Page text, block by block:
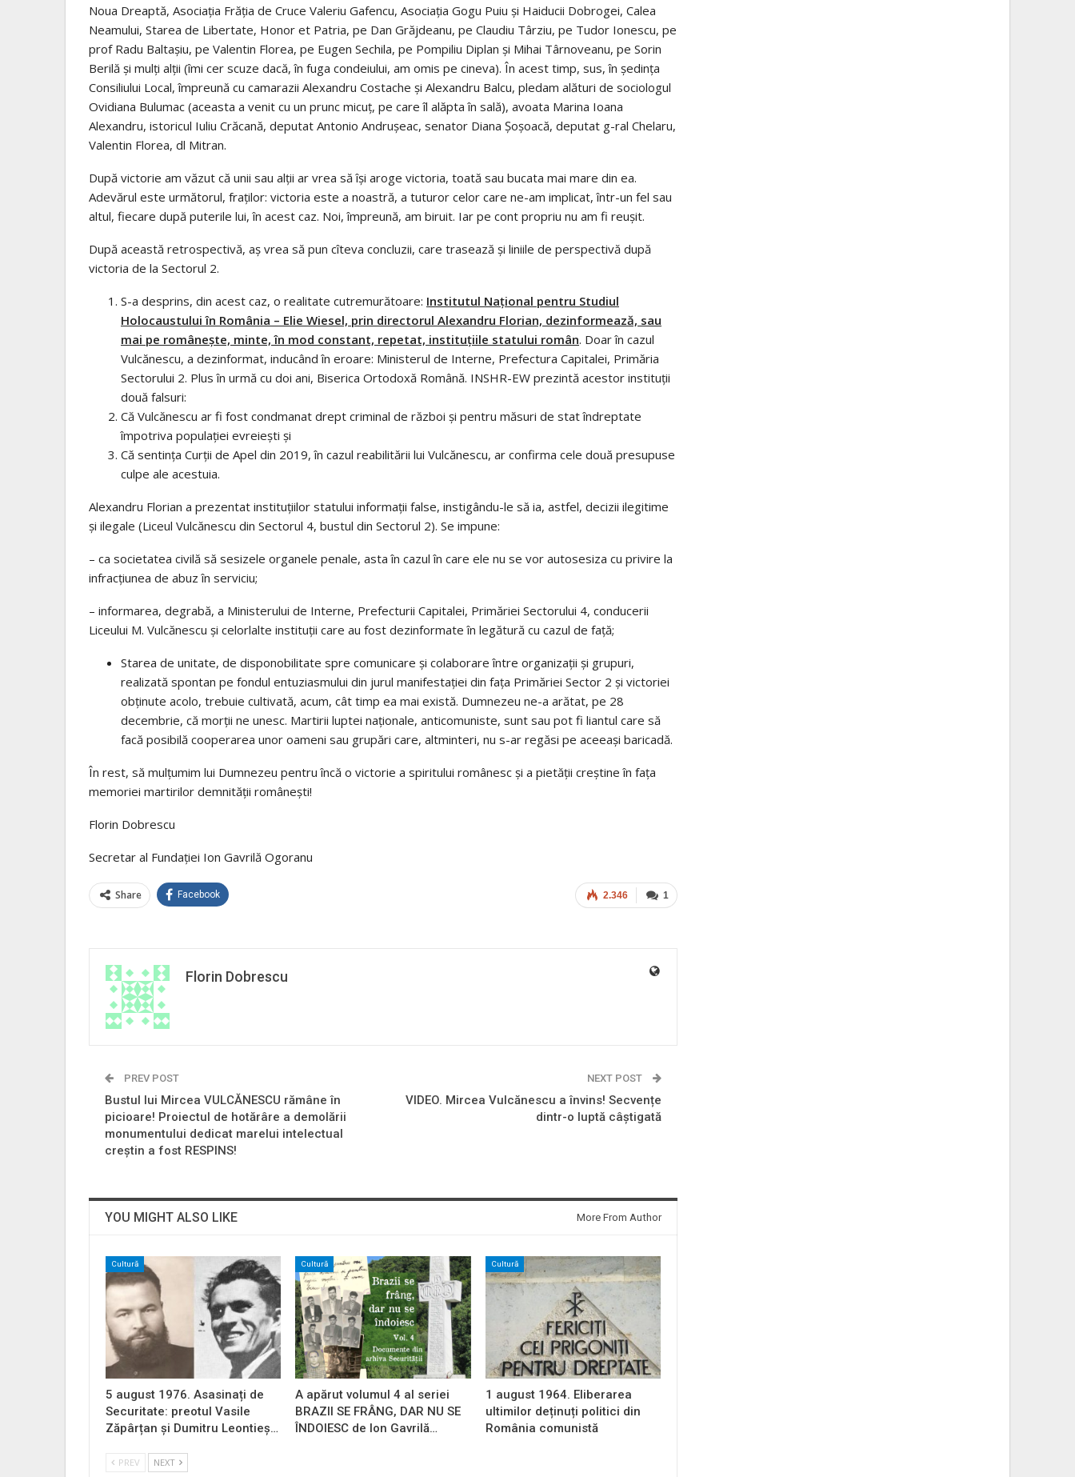
Noua Dreaptă, Asociația Frăția de Cruce Valeriu Gafencu, Asociația Gogu Puiu și Haiducii Dobrogei, Calea
Neamului, Starea de Libertate, Honor et Patria, pe Dan Grăjdeanu, pe Claudiu Târziu, pe Tudor Ionescu, pe
prof Radu Baltașiu, pe Valentin Florea, pe Eugen Sechila, pe Pompiliu Diplan și Mihai Târnoveanu, pe Sorin
Berilă și mulți alții (îmi cer scuze dacă, în fuga condeiului, am omis pe cineva). În acest timp, sus, în ședința
Consiliului Local, împreună cu camarazii Alexandru Costache și Alexandru Balcu, pledam alături de sociologul
Ovidiana Bulumac (aceasta a venit cu un prunc micuț, pe care îl alăpta în sală), avoata Marina Ioana
Alexandru, istoricul Iuliu Crăcană, deputat Antonio Andrușeac, senator Diana Șoșoacă, deputat g-ral Chelaru,
Valentin Florea, dl Mitran.
După victorie am văzut că unii sau alții ar vrea să își aroge victoria, toată sau bucata mai mare din ea.
Adevărul este următorul, fraților: victoria este a noastră, a tuturor celor care ne-am implicat, într-un fel sau
altul, fiecare după puterile lui, în acest caz. Noi, împreună, am biruit. Iar pe cont propriu nu am fi reușit.
După această retrospectivă, aș vrea să pun cîteva concluzii, care trasează și liniile de perspectivă după
victoria de la Sectorul 2.
S-a desprins, din acest caz, o realitate cutremurătoare: Institutul Național pentru Studiul
Holocaustului în România – Elie Wiesel, prin directorul Alexandru Florian, dezinformează, sau
mai pe românește, minte, în mod constant, repetat, instituțiile statului român. Doar în cazul
Vulcănescu, a dezinformat, inducând în eroare: Ministerul de Interne, Prefectura Capitalei, Primăria
Sectorului 2. Plus în urmă cu doi ani, Biserica Ortodoxă Română. INSHR-EW prezintă acestor instituții
două falsuri:
Că Vulcănescu ar fi fost condmanat drept criminal de război și pentru măsuri de stat îndreptate
împotriva populației evreiești și
Că sentința Curții de Apel din 2019, în cazul reabilitării lui Vulcănescu, ar confirma cele două presupuse
culpe ale acestuia.
Alexandru Florian a prezentat instituțiilor statului informații false, instigându-le să ia, astfel, decizii ilegitime
și ilegale (Liceul Vulcănescu din Sectorul 4, bustul din Sectorul 2). Se impune:
– ca societatea civilă să sesizele organele penale, asta în cazul în care ele nu se vor autosesiza cu privire la
infracțiunea de abuz în serviciu;
– informarea, degrabă, a Ministerului de Interne, Prefecturii Capitalei, Primăriei Sectorului 4, conducerii
Liceului M. Vulcănescu și celorlalte instituții care au fost dezinformate în legătură cu cazul de față;
Starea de unitate, de disponobilitate spre comunicare și colaborare între organizații și grupuri,
realizată spontan pe fondul entuziasmului din jurul manifestației din fața Primăriei Sector 2 și victoriei
obținute acolo, trebuie cultivată, acum, cât timp ea mai există. Dumnezeu ne-a arătat, pe 28
decembrie, că morții ne unesc. Martirii luptei naționale, anticomuniste, sunt sau pot fi liantul care să
facă posibilă cooperarea unor oameni sau grupări care, altminteri, nu s-ar regăsi pe aceeași baricadă.
În rest, să mulțumim lui Dumnezeu pentru încă o victorie a spiritului românesc și a pietății creștine în fața
memoriei martirilor demnității românești!
Florin Dobrescu
Secretar al Fundației Ion Gavrilă Ogoranu
1
2.346
Share Facebook
Florin Dobrescu
PREV POST
Bustul lui Mircea VULCĂNESCU rămâne în
picioare! Proiectul de hotărâre a demolării
monumentului dedicat marelui intelectual
creștin a fost RESPINS!
NEXT POST
VIDEO. Mircea Vulcănescu a învins! Secvențe
dintr-o luptă câștigată
YOU MIGHT ALSO LIKE More From Author
Cultură
5 august 1976. Asasinați de
Securitate: preotul Vasile
Zăpârțan și Dumitru Leontieș…
Cultură
A apărut volumul 4 al seriei
BRAZII SE FRÂNG, DAR NU SE
ÎNDOIESC de Ion Gavrilă…
Cultură
1 august 1964. Eliberarea
ultimilor deținuți politici din
România comunistă
PREV NEXT